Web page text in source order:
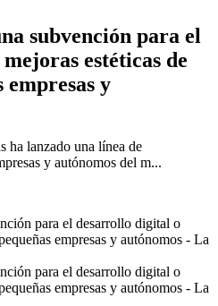
subvención para el
estéticas de
empresas y
ha lanzado una línea de
y autónomos del m...